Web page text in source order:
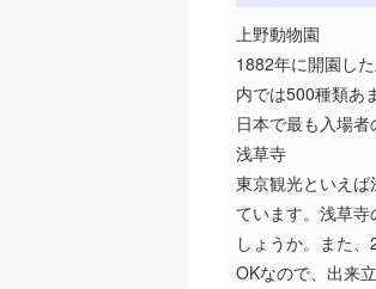
上野動物園
1882年に開園し
内では500種類あ
日本で最も入場
浅草寺
東京観光といえ
ています。浅草
しょうか。また
OKなので、出来